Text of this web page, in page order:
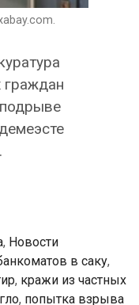
граждан
, Новости
в саку,
, кражи из частных
, попытка взрыва